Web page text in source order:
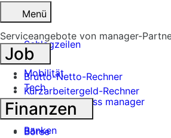
Menü
Schlagzeilen
Mobilität
Tech
Harvard Business manager
Handel
Banken
Serviceangebote von manager-
Job
Brutto-Netto-Rechner
Kurzarbeitergeld-Rechner
Finanzen
Börse